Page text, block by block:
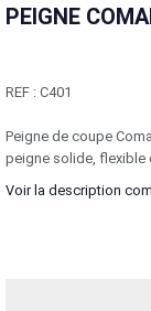
PEIGNE
REF : C401
Peigne de coupe
peigne solide, flexible
Voir la description